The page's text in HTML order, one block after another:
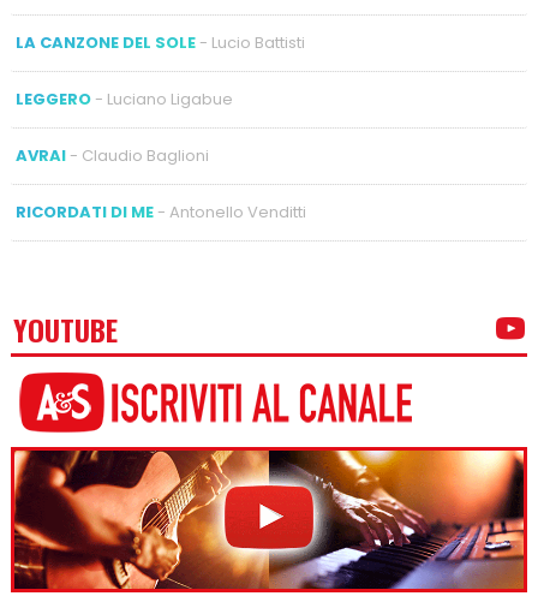
LA CANZONE DEL SOLE- Lucio Battisti
LEGGERO- Luciano Ligabue
AVRAI- Claudio Baglioni
RICORDATI DI ME- Antonello Venditti
YOUTUBE